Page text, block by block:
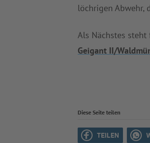
löchrigen Abwehr,
Als Nächstes steht
Geigant II/
Diese Seite teilen
TEILEN